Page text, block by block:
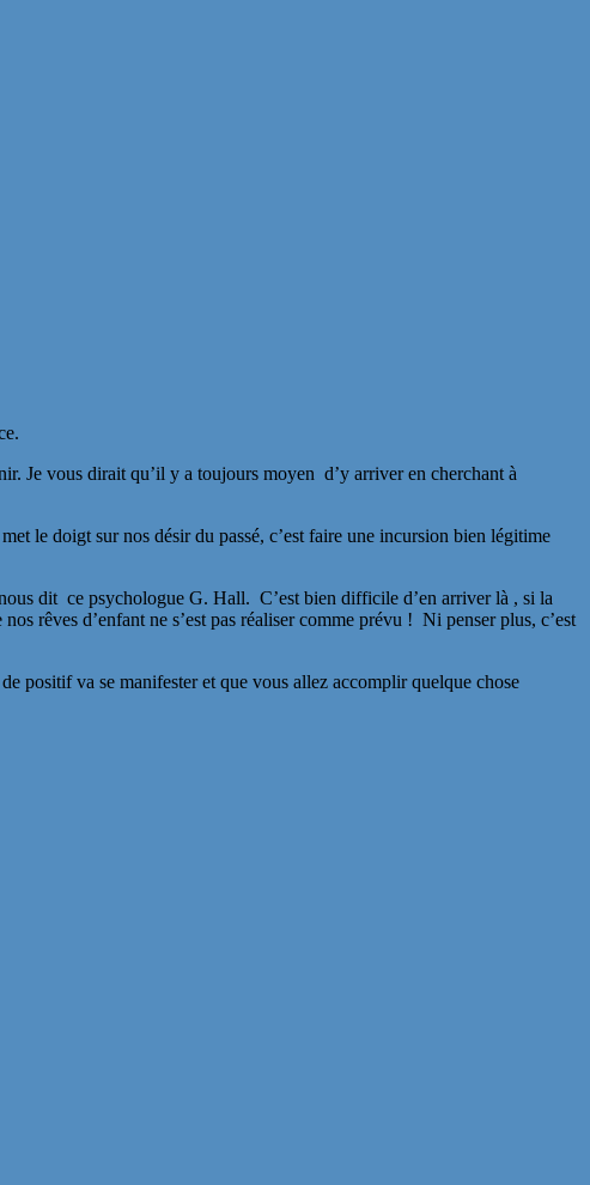
Je vous dirait qu’il y a toujours moyen d’y arriver en cherchant à
le doigt sur nos désir du passé, c’est faire une incursion bien légitime
dit ce psychologue G. Hall. C’est bien difficile d’en arriver là , si la
rêves d’enfant ne s’est pas réaliser comme prévu ! Ni penser plus, c’est
positif va se manifester et que vous allez accomplir quelque chose